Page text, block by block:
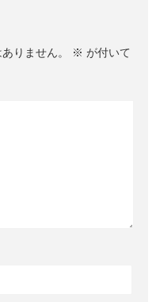
りません。 ※ が付いて